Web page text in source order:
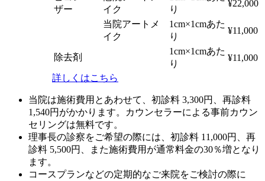
ザー
イク
り
¥22,000
当院アートメ
イク
1cm×1cmあた
り
¥11,000
除去剤
1cm×1cmあた
り
¥11,000
詳しくはこちら
当院は施術費用とあわせて、初診料 3,300円、再診料
1,540円がかかります。カウンセラーによる事前カウン
セリングは無料です。
理事長の診察をご希望の際には、初診料 11,000円、再
診料 5,500円、また施術費用が通常料金の30％増となり
ます。
コースプランなどの定期的なご来院をご検討の際に